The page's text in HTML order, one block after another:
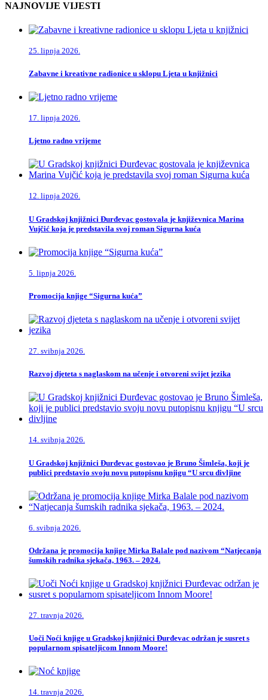
NAJNOVIJE VIJESTI
25. lipnja 2026.
Zabavne i kreativne radionice u sklopu Ljeta u knjižnici
17. lipnja 2026.
Ljetno radno vrijeme
12. lipnja 2026.
U Gradskoj knjižnici Đurđevac gostovala je književnica Marina
Vujčić koja je predstavila svoj roman Sigurna kuća
5. lipnja 2026.
Promocija knjige “Sigurna kuća”
27. svibnja 2026.
Razvoj djeteta s naglaskom na učenje i otvoreni svijet jezika
14. svibnja 2026.
U Gradskoj knjižnici Đurđevac gostovao je Bruno Šimleša, koji je
publici predstavio svoju novu putopisnu knjigu “U srcu divljine
6. svibnja 2026.
Održana je promocija knjige Mirka Balale pod nazivom “Natjecanja
šumskih radnika sjekača, 1963. – 2024.
27. travnja 2026.
Uoči Noći knjige u Gradskoj knjižnici Đurđevac održan je susret s
popularnom spisateljicom Innom Moore!
14. travnja 2026.